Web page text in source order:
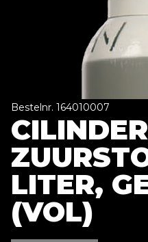
Bestelnr. 164010007
CILINDER
LITER,
(VOL)